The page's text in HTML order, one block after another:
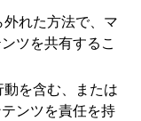
れた方法で、マ
ツを共有するこ
を含む、または
ンツを責任を持